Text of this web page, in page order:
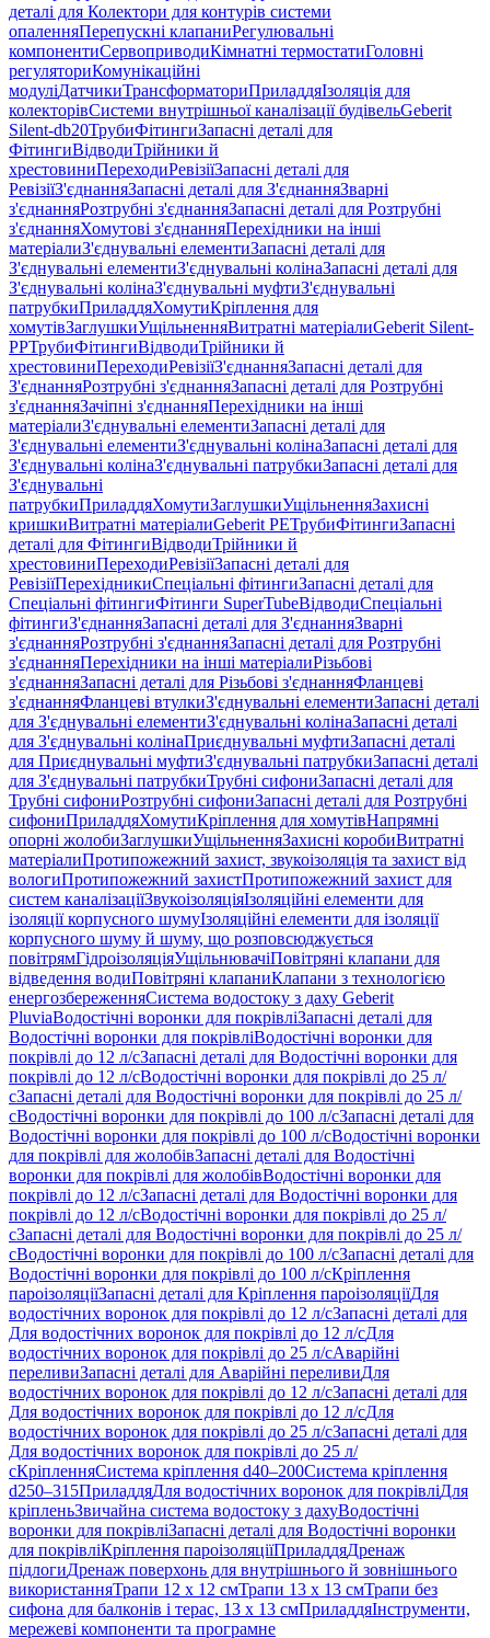
деталі для Колектори для контурів системи
опаленняПерепускні клапаниРегулювальні
компонентиСервоприводиКімнатні термостатиГоловні
регуляториКомунікаційні
модуліДатчикиТрансформаториПриладдяІзоляція для
колекторівСистеми внутрішньої каналізації будівельGeberit
Silent-db20ТрубиФітингиЗапасні деталі для
ФітингиВідводиТрійники й
хрестовиниПереходиРевізіїЗапасні деталі для
РевізіїЗ'єднанняЗапасні деталі для З'єднанняЗварні
з'єднанняРозтрубні з'єднанняЗапасні деталі для Розтрубні
з'єднанняХомутові з'єднанняПерехідники на інші
матеріалиЗ'єднувальні елементиЗапасні деталі для
З'єднувальні елементиЗ'єднувальні колінаЗапасні деталі для
З'єднувальні колінаЗ'єднувальні муфтиЗ'єднувальні
патрубкиПриладдяХомутиКріплення для
хомутівЗаглушкиУщільненняВитратні матеріалиGeberit Silent-
PPТрубиФітингиВідводиТрійники й
хрестовиниПереходиРевізіїЗ'єднанняЗапасні деталі для
З'єднанняРозтрубні з'єднанняЗапасні деталі для Розтрубні
з'єднанняЗачіпні з'єднанняПерехідники на інші
матеріалиЗ'єднувальні елементиЗапасні деталі для
З'єднувальні елементиЗ'єднувальні колінаЗапасні деталі для
З'єднувальні колінаЗ'єднувальні патрубкиЗапасні деталі для
З'єднувальні
патрубкиПриладдяХомутиЗаглушкиУщільненняЗахисні
кришкиВитратні матеріалиGeberit PEТрубиФітингиЗапасні
деталі для ФітингиВідводиТрійники й
хрестовиниПереходиРевізіїЗапасні деталі для
РевізіїПерехідникиСпеціальні фітингиЗапасні деталі для
Спеціальні фітингиФітинги SuperTubeВідводиСпеціальні
фітингиЗ'єднанняЗапасні деталі для З'єднанняЗварні
з'єднанняРозтрубні з'єднанняЗапасні деталі для Розтрубні
з'єднанняПерехідники на інші матеріалиРізьбові
з'єднанняЗапасні деталі для Різьбові з'єднанняФланцеві
з'єднанняФланцеві втулкиЗ'єднувальні елементиЗапасні деталі
для З'єднувальні елементиЗ'єднувальні колінаЗапасні деталі
для З'єднувальні колінаПриєднувальні муфтиЗапасні деталі
для Приєднувальні муфтиЗ'єднувальні патрубкиЗапасні деталі
для З'єднувальні патрубкиТрубні сифониЗапасні деталі для
Трубні сифониРозтрубні сифониЗапасні деталі для Розтрубні
сифониПриладдяХомутиКріплення для хомутівНапрямні
опорні жолобиЗаглушкиУщільненняЗахисні коробиВитратні
матеріалиПротипожежний захист, звукоізоляція та захист від
вологиПротипожежний захистПротипожежний захист для
систем каналізаціїЗвукоізоляціяІзоляційні елементи для
ізоляції корпусного шумуІзоляційні елементи для ізоляції
корпусного шуму й шуму, що розповсюджується
повітрямГідроізоляціяУщільнювачіПовітряні клапани для
відведення водиПовітряні клапаниКлапани з технологією
енергозбереженняСистема водостоку з даху Geberit
PluviaВодостічні воронки для покрівліЗапасні деталі для
Водостічні воронки для покрівліВодостічні воронки для
покрівлі до 12 л/сЗапасні деталі для Водостічні воронки для
покрівлі до 12 л/сВодостічні воронки для покрівлі до 25 л/
сЗапасні деталі для Водостічні воронки для покрівлі до 25 л/
сВодостічні воронки для покрівлі до 100 л/сЗапасні деталі для
Водостічні воронки для покрівлі до 100 л/сВодостічні воронки
для покрівлі для жолобівЗапасні деталі для Водостічні
воронки для покрівлі для жолобівВодостічні воронки для
покрівлі до 12 л/сЗапасні деталі для Водостічні воронки для
покрівлі до 12 л/сВодостічні воронки для покрівлі до 25 л/
сЗапасні деталі для Водостічні воронки для покрівлі до 25 л/
сВодостічні воронки для покрівлі до 100 л/сЗапасні деталі для
Водостічні воронки для покрівлі до 100 л/сКріплення
пароізоляціїЗапасні деталі для Кріплення пароізоляціїДля
водостічних воронок для покрівлі до 12 л/сЗапасні деталі для
Для водостічних воронок для покрівлі до 12 л/сДля
водостічних воронок для покрівлі до 25 л/сАварійні
переливиЗапасні деталі для Аварійні переливиДля
водостічних воронок для покрівлі до 12 л/сЗапасні деталі для
Для водостічних воронок для покрівлі до 12 л/сДля
водостічних воронок для покрівлі до 25 л/сЗапасні деталі для
Для водостічних воронок для покрівлі до 25 л/
сКріпленняСистема кріплення d40–200Система кріплення
d250–315ПриладдяДля водостічних воронок для покрівліДля
кріпленьЗвичайна система водостоку з дахуВодостічні
воронки для покрівліЗапасні деталі для Водостічні воронки
для покрівліКріплення пароізоляціїПриладдяДренаж
підлогиДренаж поверхонь для внутрішнього й зовнішнього
використанняТрапи 12 x 12 смТрапи 13 x 13 смТрапи без
сифона для балконів і терас, 13 x 13 смПриладдяІнструменти,
мережеві компоненти та програмне